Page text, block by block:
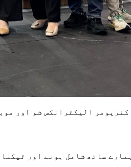
ہمارے ساتھ شامل ہونے اور ٹیکنالوجی میں تازہ ترین